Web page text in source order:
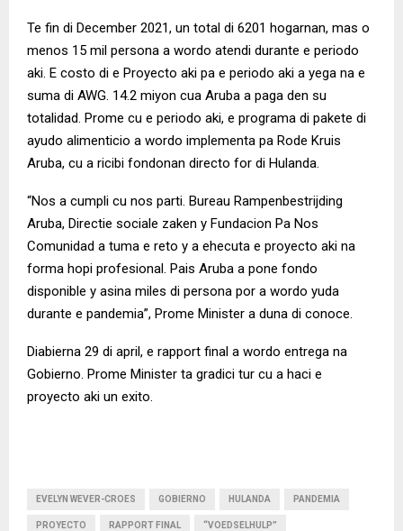
Te fin di December 2021, un total di 6201 hogarnan, mas o
menos 15 mil persona a wordo atendi durante e periodo
aki. E costo di e Proyecto aki pa e periodo aki a yega na e
suma di AWG. 14.2 miyon cua Aruba a paga den su
totalidad. Prome cu e periodo aki, e programa di pakete di
ayudo alimenticio a wordo implementa pa Rode Kruis
Aruba, cu a ricibi fondonan directo for di Hulanda.
“Nos a cumpli cu nos parti. Bureau Rampenbestrijding
Aruba, Directie sociale zaken y Fundacion Pa Nos
Comunidad a tuma e reto y a ehecuta e proyecto aki na
forma hopi profesional. Pais Aruba a pone fondo
disponible y asina miles di persona por a wordo yuda
durante e pandemia”, Prome Minister a duna di conoce.
Diabierna 29 di april, e rapport final a wordo entrega na
Gobierno. Prome Minister ta gradici tur cu a haci e
proyecto aki un exito.
EVELYN WEVER-CROES GOBIERNO HULANDA PANDEMIA
PROYECTO RAPPORT FINAL “VOEDSELHULP”